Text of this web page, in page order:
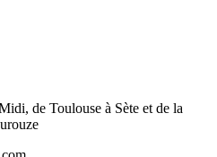
de Toulouse à Sète et de la